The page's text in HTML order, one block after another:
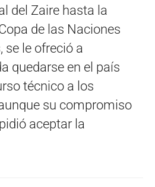
del Zaire hasta la
de las Naciones
se le ofreció a
quedarse en el país
técnico a los
su compromiso
aceptar la